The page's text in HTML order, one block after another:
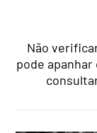
Não
pode